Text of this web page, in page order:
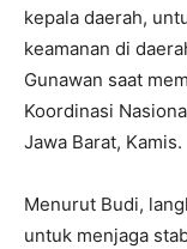
kepala daerah,
keamanan di
Gunawan saat
Koordinasi
Jawa Barat, Kamis.
Menurut Budi,
untuk menjaga